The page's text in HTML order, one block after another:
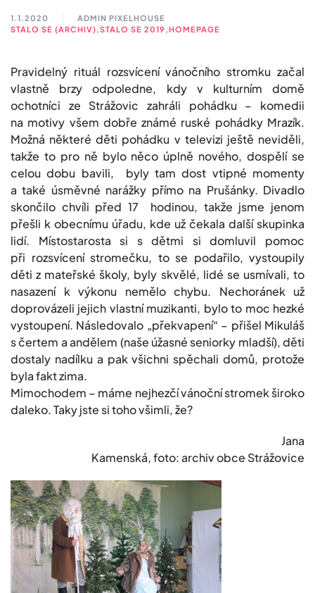
1.1.2020
ADMIN PIXELHOUSE
STALO SE (ARCHIV),STALO SE 2019 ,HOMEPAGE
Pravidelný rituál rozsvícení vánočního stromku začal
vlastně brzy odpoledne, kdy v kulturním domě
ochotníci ze Strážovic zahráli pohádku – komedii
na motivy všem dobře známé ruské pohádky Mrazík.
Možná některé děti pohádku v televizi ještě neviděli,
takže to pro ně bylo něco úplně nového, dospělí se
celou dobu bavili, byly tam dost vtipné momenty
a také úsměvné narážky přímo na Prušánky. Divadlo
skončilo chvíli před 17 hodinou, takže jsme jenom
přešli k obecnímu úřadu, kde už čekala další skupinka
lidí. Místostarosta si s dětmi si domluvil pomoc
při rozsvícení stromečku, to se podařilo, vystoupily
děti z mateřské školy, byly skvělé, lidé se usmívali, to
nasazení k výkonu nemělo chybu. Nechoránek už
doprovázeli jejich vlastní muzikanti, bylo to moc hezké
vystoupení. Následovalo „překvapení“ – přišel Mikuláš
s čertem a andělem (naše úžasné seniorky mladší), děti
dostaly nadílku a pak všichni spěchali domů, protože
byla fakt zima.
Mimochodem – máme nejhezčí vánoční stromek široko
daleko. Taky jste si toho všimli, že?
Jana
Kamenská, foto: archiv obce Strážovice